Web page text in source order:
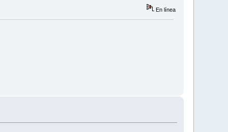
En línea